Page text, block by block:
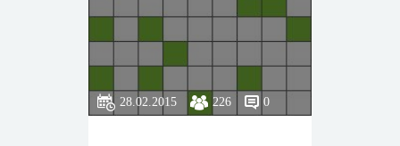
28.02.2015 226 0